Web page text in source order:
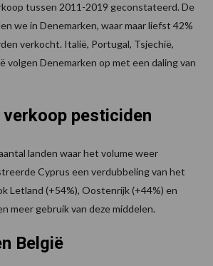
tussen 2011-2019 geconstateerd. De
we in Denemarken, waar maar liefst 42%
verkocht. Italië, Portugal, Tsjechië,
volgen Denemarken op met een daling van
pesticiden
landen waar het volume weer
Cyprus een verdubbeling van het
Letland (+54%), Oostenrijk (+44%) en
meer gebruik van deze middelen.
België